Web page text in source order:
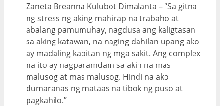
Zaneta Breanna Kulubot Dimalanta – “Sa gitna
ng stress ng aking mahirap na trabaho at
abalang pamumuhay, nagdusa ang kaligtasan
sa aking katawan, na naging dahilan upang ako
ay madaling kapitan ng mga sakit. Ang complex
na ito ay nagparamdam sa akin na mas
malusog at mas malusog. Hindi na ako
dumaranas ng mataas na tibok ng puso at
pagkahilo.”